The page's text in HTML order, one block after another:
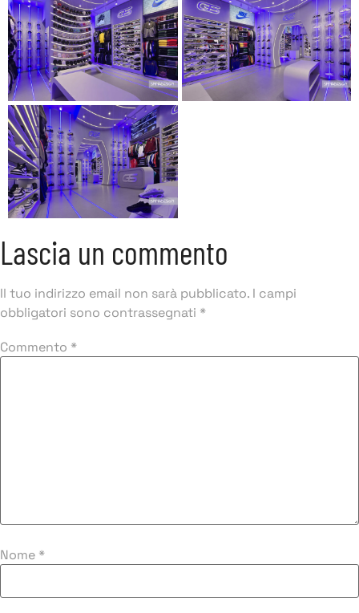
Lascia un commento
Il tuo indirizzo email non sarà pubblicato. I campi
obbligatori sono contrassegnati *
Commento *
Nome *